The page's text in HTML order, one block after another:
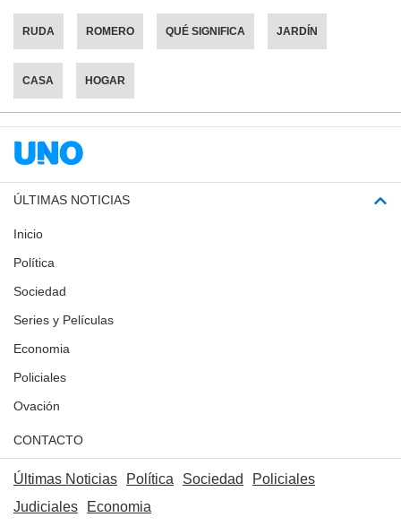
RUDA ROMERO QUÉ SIGNIFICA JARDÍN
CASA HOGAR
ÚLTIMAS NOTICIAS
Inicio
Política
Sociedad
Series y Películas
Economia
Policiales
Ovación
CONTACTO
Últimas Noticias Política Sociedad
Policiales
Judiciales
Economia